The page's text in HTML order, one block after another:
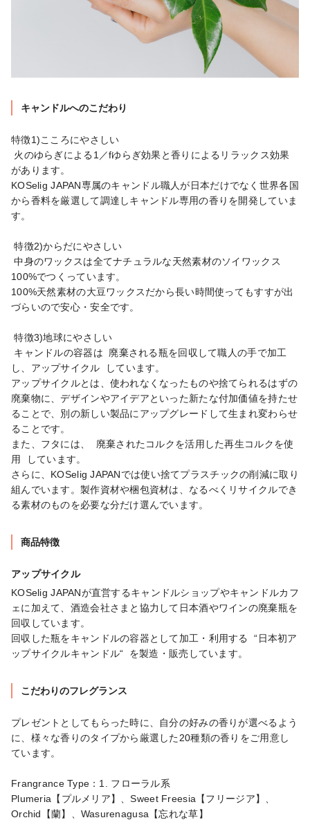
キャンドルへのこだわり
特徴1)こころにやさしい
があります。
KOSelig JAPAN専属のキャンドル職人が日本だけでなく世界各国
から香料を厳選して調達しキャンドル専用の香りを開発していま
す。
特徴2)からだにやさしい
中身のワックスは全てナチュラルな天然素材のソイワックス
100%でつくっています。
100%天然素材の大豆ワックスだから長い時間使ってもすすが出
づらいので安心・安全です。
特徴3)地球にやさしい
し、アップサイクル  しています。
アップサイクルとは、使われなくなったものや捨てられるはずの
廃棄物に、デザインやアイデアといった新たな付加価値を持たせ
ることで、別の新しい製品にアップグレードして生まれ変わらせ
ることです。
また、フタには、  廃棄されたコルクを活用した再生コルクを使
用  しています。
さらに、KOSelig JAPANでは使い捨てプラスチックの削減に取り
組んでいます。製作資材や梱包資材は、なるべくリサイクルでき
る素材のものを必要な分だけ選んでいます。
商品特徴
アップサイクル
KOSelig JAPANが直営するキャンドルショップやキャンドルカフ
ェに加えて、酒造会社さまと協力して日本酒やワインの廃棄瓶を
回収しています。
回収した瓶をキャンドルの容器として加工・利用する  “日本初ア
ップサイクルキャンドル“  を製造・販売しています。
こだわりのフレグランス
プレゼントとしてもらった時に、自分の好みの香りが選べるよう
に、様々な香りのタイプから厳選した20種類の香りをご用意し
ています。
Frangrance Type：1. フローラル系
Plumeria【プルメリア】、Sweet Freesia【フリージア】、
Orchid【蘭】、Wasurenagusa【忘れな草】